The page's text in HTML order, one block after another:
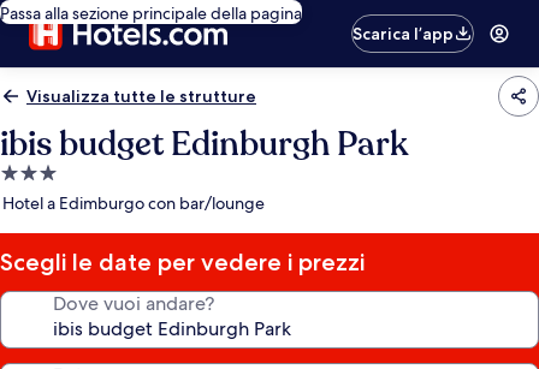
Passa alla sezione principale della pagina
Scarica l’app
Visualizza tutte le strutture
ibis budget Edinburgh Park
Struttura
a
stelle
Hotel a Edimburgo con bar/lounge
Scegli le date per vedere i prezzi
Dove vuoi andare?